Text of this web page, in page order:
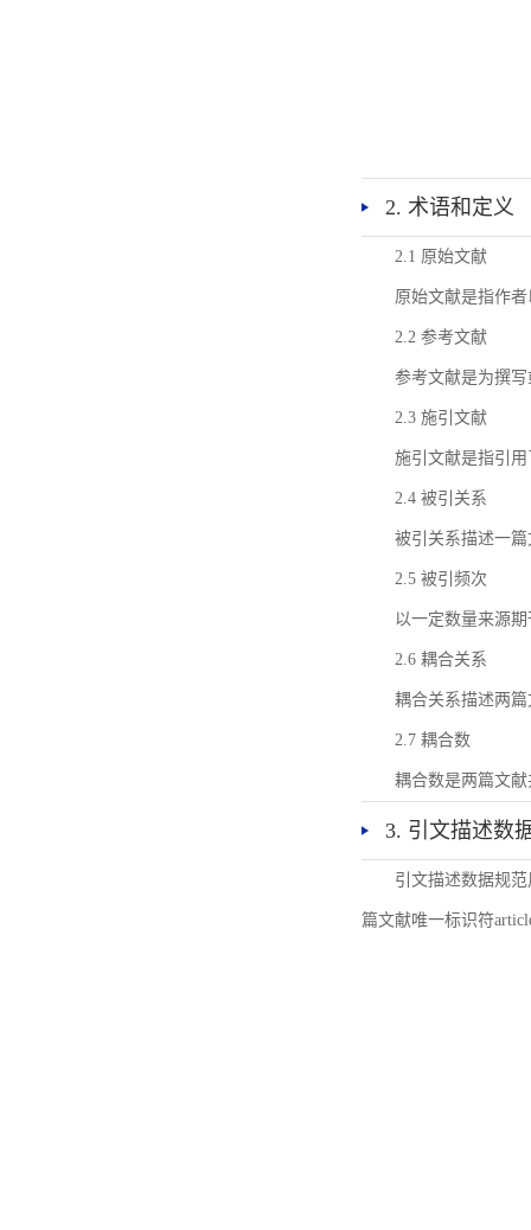
2. 术语和定义
2.1 原始文献
原始文献是指作
2.2 参考文献
参考文献是为撰
2.3 施引文献
施引文献是指引
2.4 被引关系
被引关系描述一
2.5 被引频次
以一定数量来源
2.6 耦合关系
耦合关系描述两
2.7 耦合数
耦合数是两篇文
3. 引文描述数
引文描述数据规
篇文献唯一标识符